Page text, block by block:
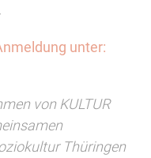
unter:
von KULTUR
Thüringen